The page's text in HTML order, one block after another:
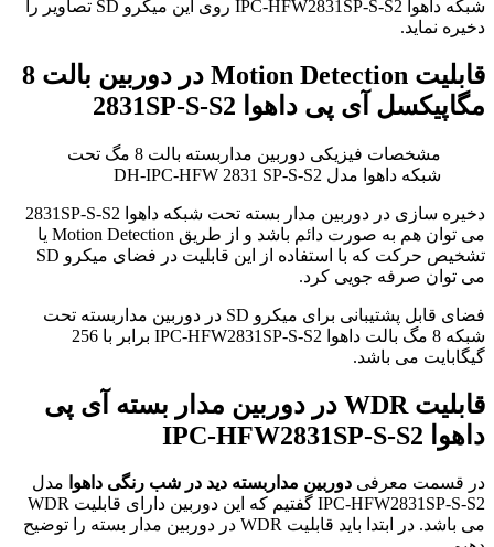
شبکه داهوا IPC-HFW2831SP-S-S2 روی این میکرو SD تصاویر را
دخیره نماید.
قابلیت Motion Detection در دوربین بالت 8
مگاپیکسل آی پی داهوا 2831SP-S-S2
مشخصات فیزیکی دوربین مداربسته بالت 8 مگ تحت
شبکه داهوا مدل DH-IPC-HFW 2831 SP-S-S2
دخیره سازی در دوربین مدار بسته تحت شبکه داهوا 2831SP-S-S2
می توان هم به صورت دائم باشد و از طریق Motion Detection یا
تشخیص حرکت که با استفاده از این قابلیت در فضای میکرو SD
می توان صرفه جویی کرد.
فضای قابل پشتیبانی برای میکرو‌ SD در دوربین مداربسته تحت
شبکه 8 مگ بالت داهوا IPC-HFW2831SP-S-S2 برابر با 256
گیگابایت می باشد.
قابلیت WDR در دوربین مدار بسته آی پی
داهوا IPC-HFW2831SP-S-S2
در قسمت معرفی دوربین مداربسته دید در شب رنگی داهوا مدل
IPC-HFW2831SP-S-S2 گفتیم که این دوربین دارای قابلیت WDR
می باشد. در ابتدا باید قابلیت WDR در دوربین مدار بسته را توضیح